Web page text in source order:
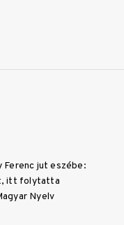
Ferenc jut eszébe:
itt folytatta
Nyelv